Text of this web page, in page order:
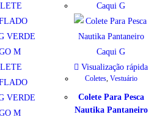
Visualização rápida
Coletes, Vestuário
Colete Para Pesca
Nautika Pantaneiro